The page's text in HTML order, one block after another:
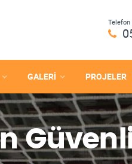
Telefon
GALERİ PROJELER